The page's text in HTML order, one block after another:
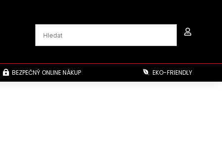

 BEZPEČNÝ ONLINE NÁKUP  EKO-FRIENDLY